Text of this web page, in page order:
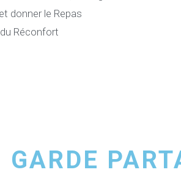
donner le Repas
Réconfort
GARDE